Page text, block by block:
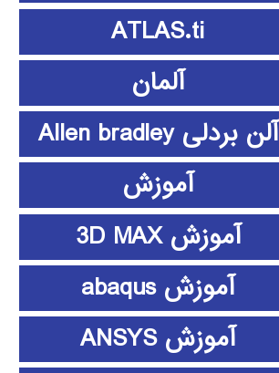
ATLAS.ti
آلمان
آلن بردلی Allen bradley
آموزش
آموزش 3D MAX
آموزش abaqus
آموزش ANSYS